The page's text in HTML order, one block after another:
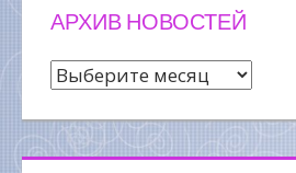
АРХИВ НОВОСТЕЙ
Архив